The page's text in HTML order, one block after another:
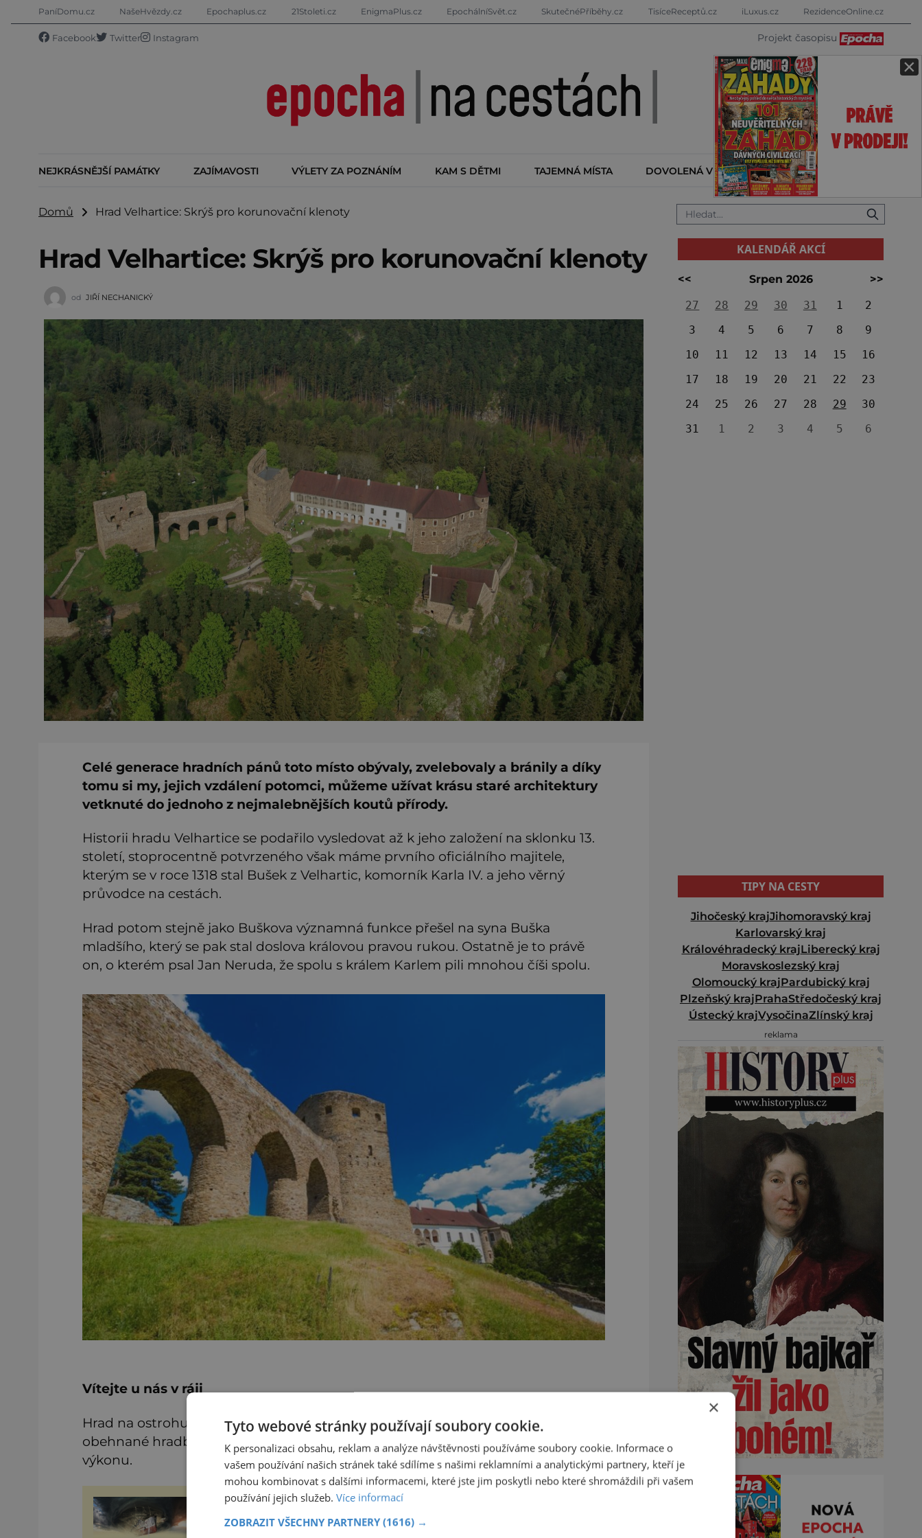
×
PaníDomu.cz NašeHvězdy.cz Epochaplus.cz 21Stoleti.cz EnigmaPlus.cz EpochálníSvět.cz SkutečnéPříběhy.cz TisíceReceptů.cz iLuxus.cz RezidenceOnline.cz
Facebook Twitter Instagram Projekt časopisu
NEJKRÁSNĚJŠÍ PAMÁTKY ZAJÍMAVOSTI VÝLETY ZA POZNÁNÍM KAM S DĚTMI TAJEMNÁ MÍSTA DOVOLENÁ V ZAHRANIČÍ KALENDÁŘ AKCÍ
Domů Hrad Velhartice: Skrýš pro korunovační klenoty
Hrad Velhartice: Skrýš pro korunovační klenoty
od JIŘÍ NECHANICKÝ
Celé generace hradních pánů toto místo obývaly, zvelebovaly a bránily a díky
tomu si my, jejich vzdálení potomci, můžeme užívat krásu staré architektury
vetknuté do jednoho z nejmalebnějších koutů přírody.
Historii hradu Velhartice se podařilo vysledovat až k jeho založení na sklonku 13.
století, stoprocentně potvrzeného však máme prvního oficiálního majitele,
kterým se v roce 1318 stal Bušek z Velhartic, komorník Karla IV. a jeho věrný
průvodce na cestách.
Hrad potom stejně jako Buškova významná funkce přešel na syna Buška
mladšího, který se pak stal doslova královou pravou rukou. Ostatně je to právě
on, o kterém psal Jan Neruda, že spolu s králem Karlem pili mnohou číši spolu.
Vítejte u nás v ráji
Hrad na ostrohu nad říčkou Ostružnou zpočátku tvořily jen dřevěné stavby
obehnané hradbami, ale pak se majitelé rozmáchli k velkému stavebnímu
výkonu.
Ďáblovo moře u
Japonska: Mizí v asijském
Bermudském trojúhelníku
KALENDÁŘ AKCÍ
<< Srpen 2026
>>
27
28 29 30 31 1
2
3
4 5 6 7 8
9
10
11 12 13 14 15
16
17
18 19 20 21 22
23
24
25 26 27 28 29
30
31
1 2 3 4 5 6
TIPY NA CESTY
Jihočeský krajJihomoravský kraj
Karlovarský kraj
Královéhradecký krajLiberecký kraj
Moravskoslezský kraj
Olomoucký krajPardubický kraj
Plzeňský krajPrahaStředočeský kraj
Ústecký krajVysočinaZlínský kraj
reklama
×
Tyto webové stránky používají soubory cookie.
K personalizaci obsahu, reklam a analýze návštěvnosti používáme soubory cookie. Informace o
vašem používání našich stránek také sdílíme s našimi reklamními a analytickými partnery, kteří je
mohou kombinovat s dalšími informacemi, které jste jim poskytli nebo které shromáždili při vašem
používání jejich služeb. Více informací
ZOBRAZIT VŠECHNY PARTNERY (1616) →